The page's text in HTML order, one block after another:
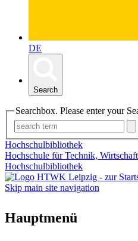
DE
Search
Searchbox. Please enter your
Hochschulbibliothek
Hochschule für Technik,
Hochschulbibliothek
Skip main site navigation
Hauptmenü